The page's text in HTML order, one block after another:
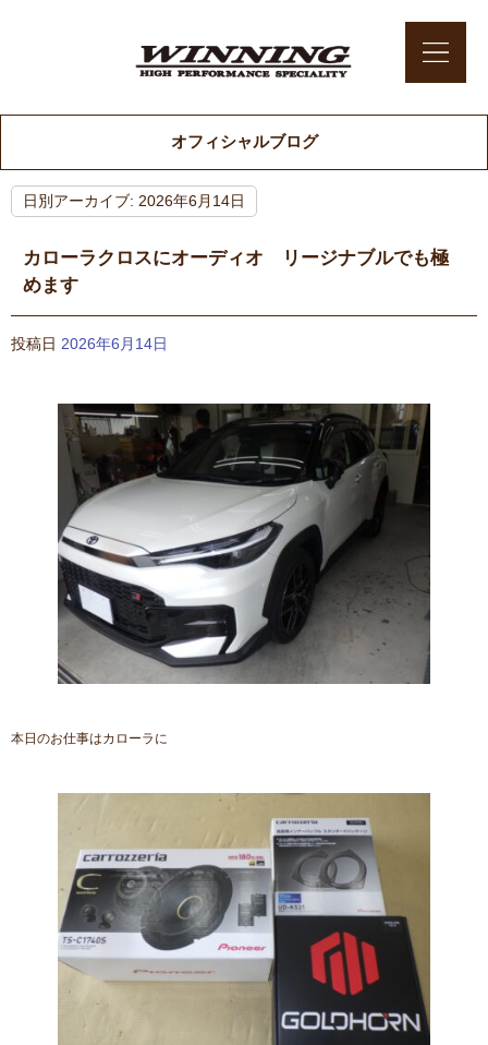
オフィシャルブログ
日別アーカイブ: 2026年6月14日
カローラクロスにオーディオ リージナブルでも極
めます
投稿日 2026年6月14日
本日のお仕事はカローラに